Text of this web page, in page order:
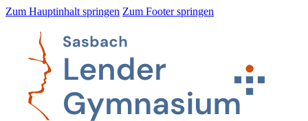
Zum Hauptinhalt springen Zum Footer springen